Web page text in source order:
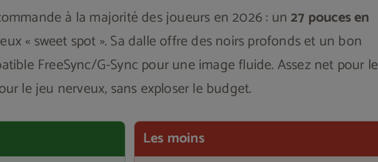
à la majorité des joueurs en 2026 : un27 pouces en
« sweet spot ». Sa dalle offre des noirs profonds et un bon
FreeSync/G-Sync pour une image fluide. Assez net pour le
le jeu nerveux, sans exploser le budget.
Les moins